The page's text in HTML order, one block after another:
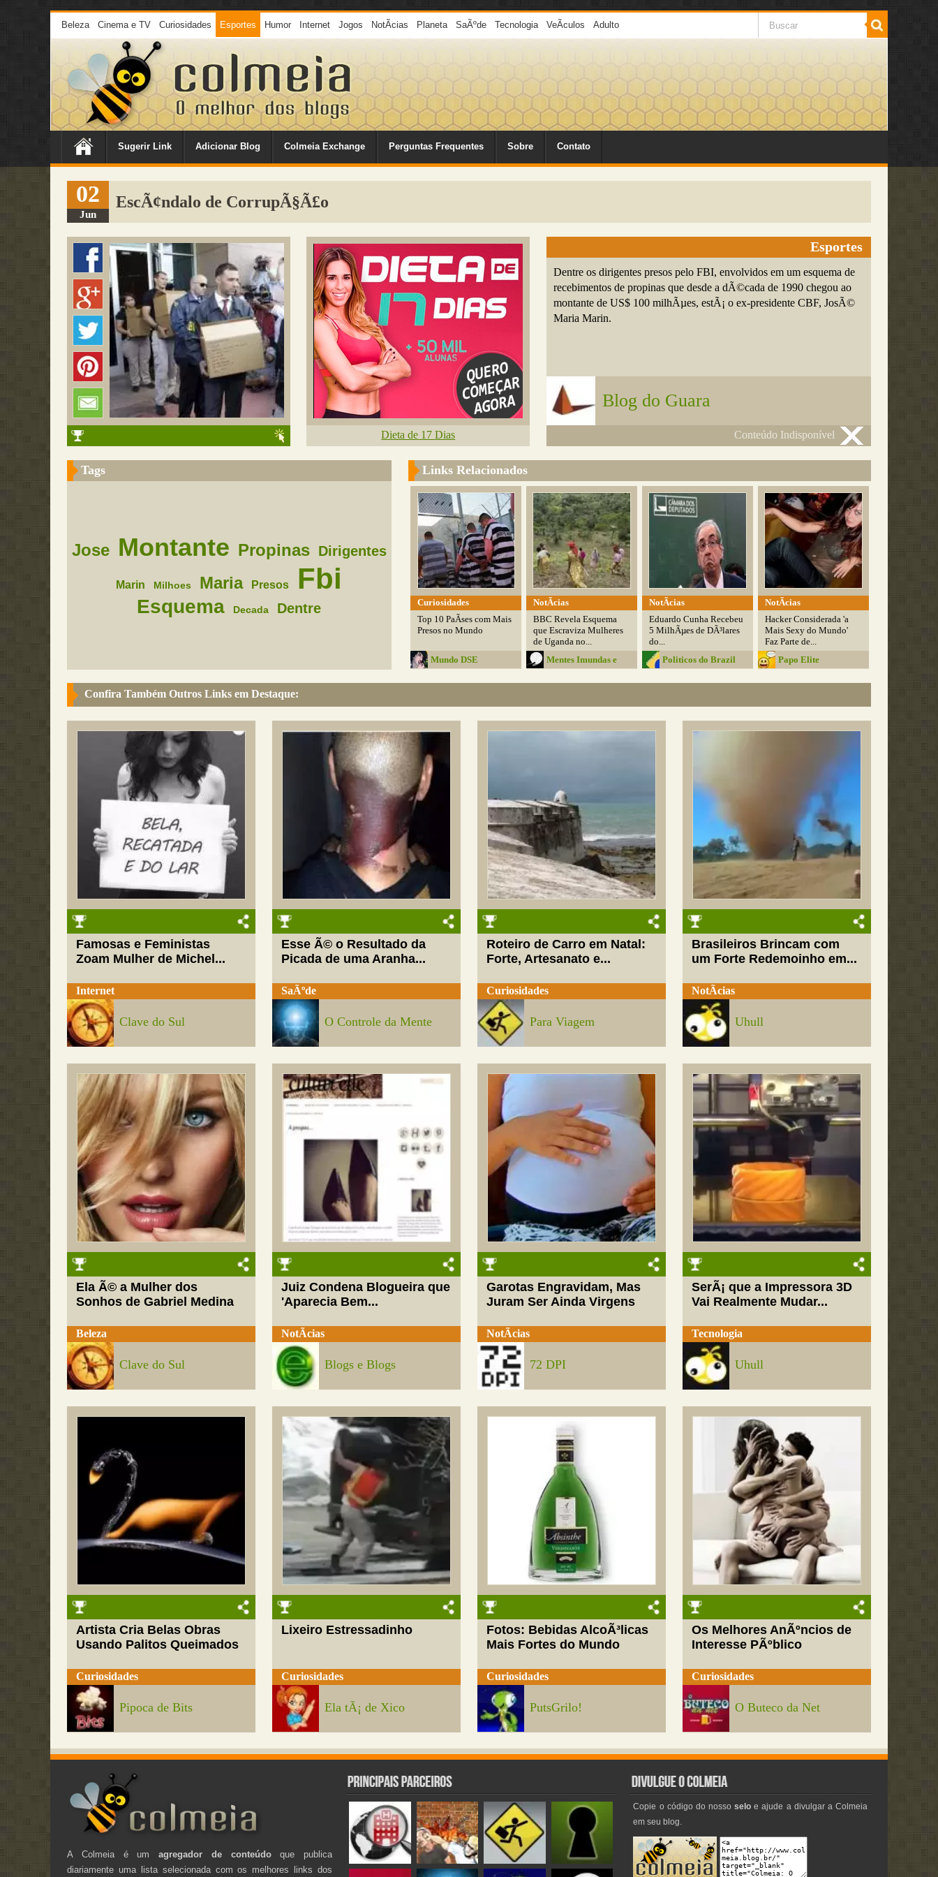
Beleza Cinema e TV Curiosidades Esportes Humor Internet Jogos NotÃ­cias Planeta SaÃºde Tecnologia VeÃ­culos Adulto
Sugerir Link Adicionar Blog Colmeia Exchange Perguntas Frequentes Sobre Contato
02
Jun
EscÃ¢ndalo de CorrupÃ§Ã£o
Dieta de 17 Dias
Esportes
Dentre os dirigentes presos pelo FBI, envolvidos em um esquema de
recebimentos de propinas que desde a dÃ©cada de 1990 chegou ao
montante de US$ 100 milhÃµes, estÃ¡ o ex-presidente CBF, JosÃ©
Maria Marin.
Blog do Guara
Conteúdo Indisponível
Tags
Jose Montante Propinas Dirigentes
Marin Milhoes Maria Presos Fbi
Esquema Decada Dentre
Links Relacionados
Curiosidades
Top 10 PaÃ­ses com Mais
Presos no Mundo
Mundo DSE
NotÃ­cias
BBC Revela Esquema
que Escraviza Mulheres
de Uganda no...
Mentes Imundas e
NotÃ­cias
Eduardo Cunha Recebeu
5 MilhÃµes de DÃ³lares
do...
Politicos do Brazil
NotÃ­cias
Hacker Considerada 'a
Mais Sexy do Mundo'
Faz Parte de...
Papo Elite
Confira Também Outros Links em Destaque:
Famosas e Feministas
Zoam Mulher de Michel...
Internet
Clave do Sul
Esse Ã© o Resultado da
Picada de uma Aranha...
SaÃºde
O Controle da Mente
Roteiro de Carro em Natal:
Forte, Artesanato e...
Curiosidades
Para Viagem
Brasileiros Brincam com
um Forte Redemoinho em...
NotÃ­cias
Uhull
Ela Ã© a Mulher dos
Sonhos de Gabriel Medina
Beleza
Clave do Sul
Juiz Condena Blogueira que
'Aparecia Bem...
NotÃ­cias
Blogs e Blogs
Garotas Engravidam, Mas
Juram Ser Ainda Virgens
NotÃ­cias
72 DPI
SerÃ¡ que a Impressora 3D
Vai Realmente Mudar...
Tecnologia
Uhull
Artista Cria Belas Obras
Usando Palitos Queimados
Curiosidades
Pipoca de Bits
Lixeiro Estressadinho
Curiosidades
Ela tÃ¡ de Xico
Fotos: Bebidas AlcoÃ³licas
Mais Fortes do Mundo
Curiosidades
PutsGrilo!
Os Melhores AnÃºncios de
Interesse PÃºblico
Curiosidades
O Buteco da Net
A Colmeia é umagregador de conteúdoque publica
diariamente uma lista selecionada com os melhores links dos
Copie o código do nossoselo e ajude a divulgar a Colmeia
em seu blog.